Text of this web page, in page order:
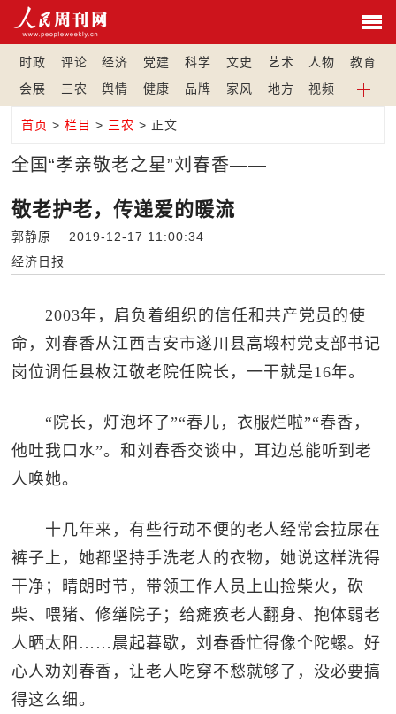
时政 评论 经济 党建 科学 文史 艺术 人物
教育
会展
三农 舆情 健康 品牌 家风 地方 视频
首页 >栏目 > 三农 > 正文
全国“孝亲敬老之星”刘春香——
敬老护老，传递爱的暖流
郭静原 2019-12-17 11:00:34
经济日报
2003年，肩负着组织的信任和共产党员的使
命，刘春香从江西吉安市遂川县高塅村党支部书记
岗位调任县枚江敬老院任院长，一干就是16年。
“院长，灯泡坏了”“春儿，衣服烂啦”“春香，
他吐我口水”。和刘春香交谈中，耳边总能听到老
人唤她。
十几年来，有些行动不便的老人经常会拉尿在
裤子上，她都坚持手洗老人的衣物，她说这样洗得
干净；晴朗时节，带领工作人员上山捡柴火，砍
柴、喂猪、修缮院子；给瘫痪老人翻身、抱体弱老
人晒太阳……晨起暮歇，刘春香忙得像个陀螺。好
心人劝刘春香，让老人吃穿不愁就够了，没必要搞
得这么细。